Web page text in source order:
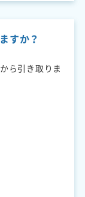
すか？
ら引き取りま